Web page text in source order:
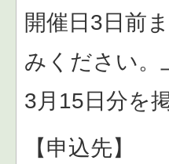
開催日3日前
みください。
3月15日分を
【申込先】